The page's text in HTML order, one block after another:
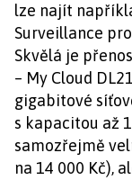
lze najít
Surveillance
Skvělá je
– My Cloud
gigabitové
s kapacitou až
samozřejmě
na 14 000 Kč),